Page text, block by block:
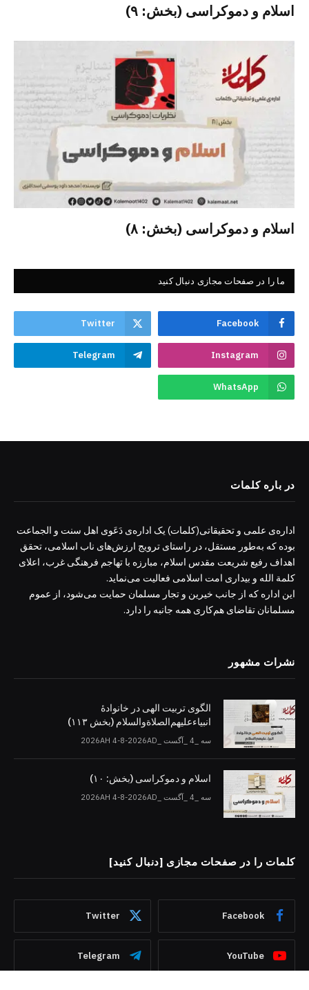
اسلام و دموکراسی (بخش: ۹)
اسلام و دموکراسی (بخش: ۸)
ما را در صفحات مجازی دنبال کنید
Facebook
Twitter
Instagram
Telegram
WhatsApp
در باره کلمات
اداره‌ی علمی و تحقیقاتی(کلمات) یک اداره‌ی دَعَوی اهل سنت و الجماعت
بوده که به‌طور مستقل، در راستای ترویج ارزش‌های ناب اسلامی، تحقق
اهداف رفیع شریعت مقدس اسلام، مبارزه با تهاجم فرهنگی غرب، اعلای
کلمة الله و بیداری امت اسلامی فعالیت می‌نماید.
این اداره که از جانب خیرین و تجار مسلمان حمایت می‌شود، از عموم
مسلمانان تقاضای هم‌کاری همه جانبه را دارد.
نشرات مشهور
الگوی تربیت الهی در خانوادۀ
انبیاءعلیهم‌الصلاةو‌السلام (بخش ۱۱۳)
سه _4 _آگست _2026AH 4-8-2026AD
اسلام و دموکراسی (بخش: ۱۰)
سه _4 _آگست _2026AH 4-8-2026AD
کلمات را در صفحات مجازی [دنبال کنید]
Facebook
Twitter
YouTube
Telegram